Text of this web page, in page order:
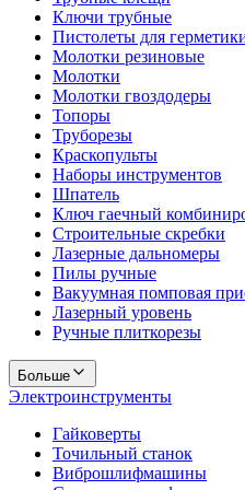
Ключи трубные
Пистолеты для
Молотки резиновые
Молотки
Молотки гвоздодеры
Топоры
Труборезы
Краскопульты
Наборы инструментов
Шпатель
Ключ гаечный
Строительные скребки
Лазерные дальномеры
Пилы ручные
Вакуумная помповая
Лазерный уровень
Ручные плиткорезы
Больше
Электроинструменты
Гайковерты
Точильный станок
Виброшлифмашины